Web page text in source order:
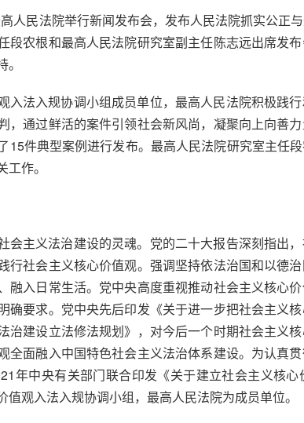
人民法院举行新闻发布会，发布人民法院抓实公正
段农根和最高人民法院研究室副主任陈志远出席发
入法入规协调小组成员单位，最高人民法院积极践
，通过鲜活的案件引领社会新风尚，凝聚向上向善
15件典型案例进行发布。最高人民法院研究室主任
作。
会主义法治建设的灵魂。党的二十大报告深刻指出
行社会主义核心价值观。强调坚持依法治国和以德
融入日常生活。党中央高度重视推动社会主义核心
确要求。党中央先后印发《关于进一步把社会主义
治建设立法修法规划》，对今后一个时期社会主义
全面融入中国特色社会主义法治体系建设。为认真
年中央有关部门联合印发《关于建立社会主义核
观入法入规协调小组，最高人民法院为成员单位。